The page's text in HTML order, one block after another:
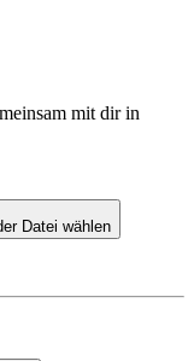
mit dir in
Datei wählen